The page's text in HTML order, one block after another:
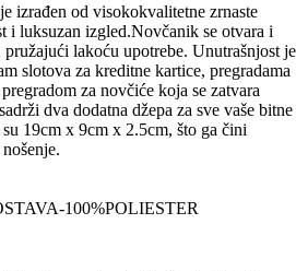
izrađen od visokokvalitetne zrnaste
i luksuzan izgled.Novčanik se otvara i
lakoću upotrebe. Unutrašnjost je
slotova za kreditne kartice, pregradama
za novčiće koja se zatvara
dva dodatna džepa za sve vaše bitne
19cm x 9cm x 2.5cm, što ga čini
100%POLIESTER